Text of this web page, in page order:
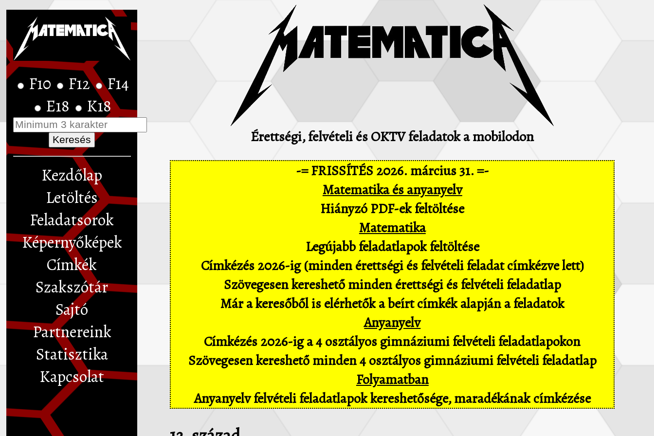
F10 F12
F14
E18
K18
Kezdőlap
Letöltés
Feladatsorok
Képernyőképek
Címkék
Szakszótár
Sajtó
Partnereink
Statisztika
Kapcsolat
Érettségi, felvételi és OKTV feladatok a mobilodon
-= FRISSÍTÉS 2026. március 31. =-
Matematika és anyanyelv
Hiányzó PDF-ek feltöltése
Matematika
Legújabb feladatlapok feltöltése
Címkézés 2026-ig (minden érettségi és felvételi feladat címkézve lett)
Szövegesen kereshető minden érettségi és felvételi feladatlap
Már a keresőből is elérhetők a beírt címkék alapján a feladatok
Anyanyelv
Címkézés 2026-ig a 4 osztályos gimnáziumi felvételi feladatlapokon
Szövegesen kereshető minden 4 osztályos gimnáziumi felvételi feladatlap
Folyamatban
Anyanyelv felvételi feladatlapok kereshetősége, maradékának címkézése